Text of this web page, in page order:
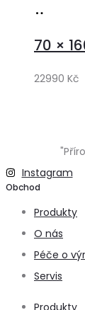
košíku
70 ×
22990 Kč
Instagram
Obchod
Produkty
O nás
Péče o
Servis
Produkty